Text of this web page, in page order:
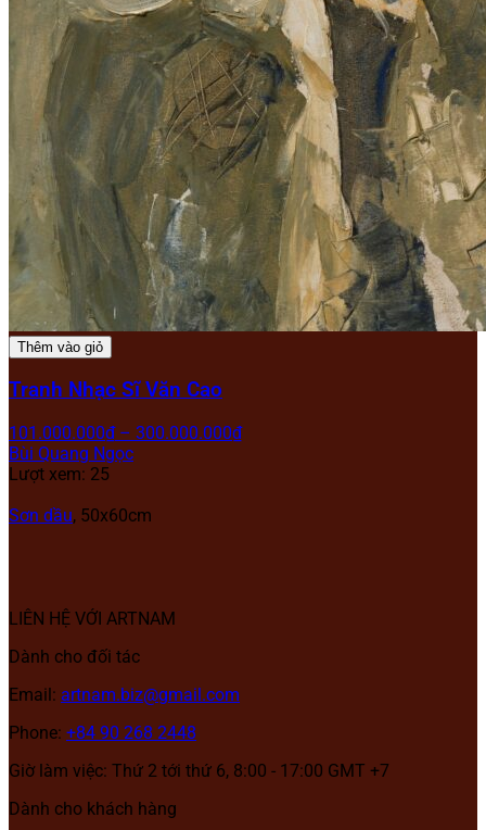
Thêm vào giỏ
Tranh Nhạc Sĩ Văn Cao
101.000.000₫ – 300.000.000₫
Bùi Quang Ngọc
Lượt xem: 25
Sơn dầu, 50x60cm
LIÊN HỆ VỚI ARTNAM
Dành cho đối tác
Email: artnam.biz@gmail.com
Phone: +84 90 268 2448
Giờ làm việc: Thứ 2 tới thứ 6, 8:00 - 17:00 GMT +7
Dành cho khách hàng